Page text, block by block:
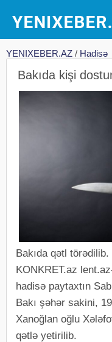
YENIXEBER.AZ / Hadisə
Bakıda kişi
Bakıda qətl törədilib.
KONKRET.az
hadisə paytaxtın
Bakı şəhər sakini,
Xanoğlan oğlu
qətlə yetirilib.